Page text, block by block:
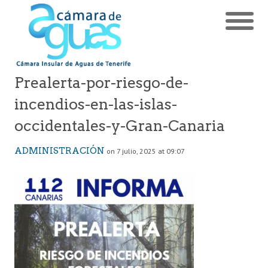
Prealerta-por-riesgo-de-
incendios-en-las-islas-
occidentales-y-Gran-Canaria
ADMINISTRACIÓN on 7 julio, 2025 at 09:07